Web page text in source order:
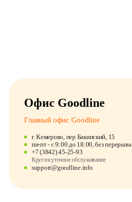
Офис Goodline
Главный офис Goodline
г. Кемерово, пер Бакинский, 15
пн-пт - с 9:00 до 18:00, без перерыва
+7 (3842) 45-25-93
Круглосуточное обслуживание
support@goodline.info